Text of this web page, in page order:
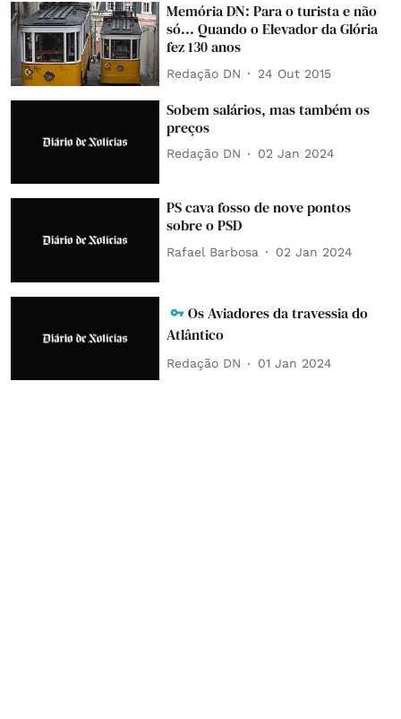
Memória DN: Para o turista e não
só... Quando o Elevador da Glória
fez 130 anos
Redação DN 24 Out 2015
Sobem salários, mas também os
preços
Redação DN 02 Jan 2024
PS cava fosso de nove pontos
sobre o PSD
Rafael Barbosa 02 Jan 2024
Os Aviadores da travessia do
Atlântico
Redação DN 01 Jan 2024